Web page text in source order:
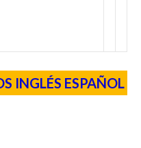
INGLÉS ESPAÑOL